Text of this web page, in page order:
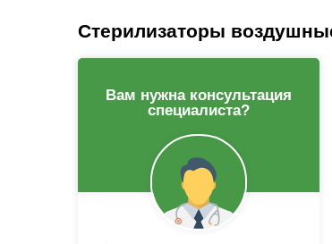
Стерилизаторы
Вам нужна консультация
специалиста?